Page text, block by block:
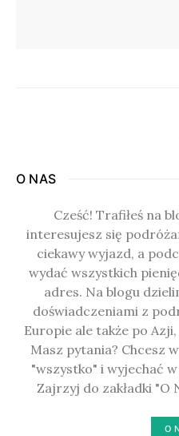
O NAS
Cześć! Trafiłeś na
interesujesz się
ciekawy wyjazd, a
wydać wszystkich
adres. Na blogu
doświadczeniami z
Europie ale także po
Masz pytania? Chcesz
"wszystko" i wyjechać
Zajrzyj do zakładki "O
O